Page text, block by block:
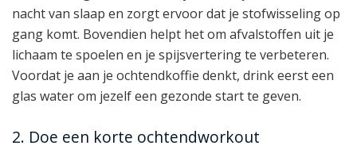
nacht van slaap en zorgt ervoor dat je stofwisseling op
gang komt. Bovendien helpt het om afvalstoffen uit je
lichaam te spoelen en je spijsvertering te verbeteren.
Voordat je aan je ochtendkoffie denkt, drink eerst een
glas water om jezelf een gezonde start te geven.
2. Doe een korte ochtendworkout